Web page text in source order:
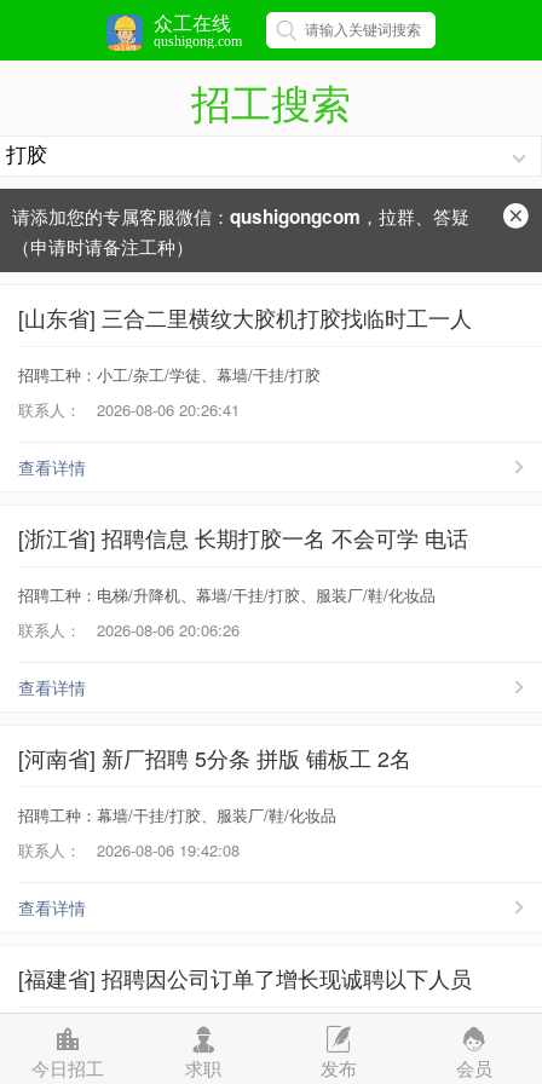
众工在线
qushigong.com
招工搜索
请添加您的专属客服微信： qushigongcom ，拉群、答疑
（申请时请备注工种）
[山东省] 三合二里横纹大胶机打胶找临时工一人
招聘工种：小工/杂工/学徒、幕墙/干挂/打胶
联系人：
2026-08-06 20:26:41
查看详情
[浙江省] 招聘信息 长期打胶一名 不会可学 电话
招聘工种：电梯/升降机、幕墙/干挂/打胶、服装厂/鞋/化妆品
联系人：
2026-08-06 20:06:26
查看详情
[河南省] 新厂招聘 5分条 拼版 铺板工 2名
招聘工种：幕墙/干挂/打胶、服装厂/鞋/化妆品
联系人：
2026-08-06 19:42:08
查看详情
[福建省] 招聘因公司订单了增长现诚聘以下人员
招聘工种：外墙/保温/吊篮、门窗/楼梯/护栏、幕墙/干挂/打胶、包装厂/组
今日招工 求职 发布 会员